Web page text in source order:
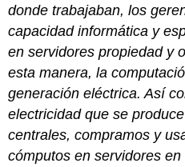
donde trabajaban, los
capacidad informática y
en servidores propiedad y
esta manera, la
generación eléctrica. Así
electricidad que se
centrales, compramos y
cómputos en servidores